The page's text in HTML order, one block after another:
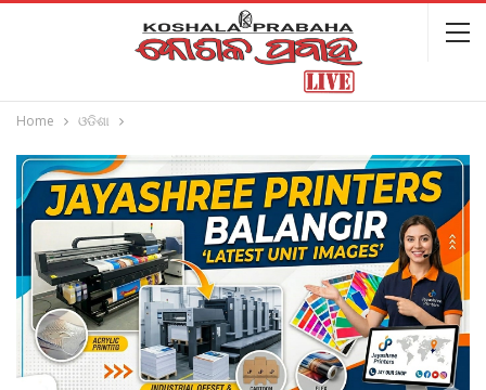
Home ଓଡିଶା